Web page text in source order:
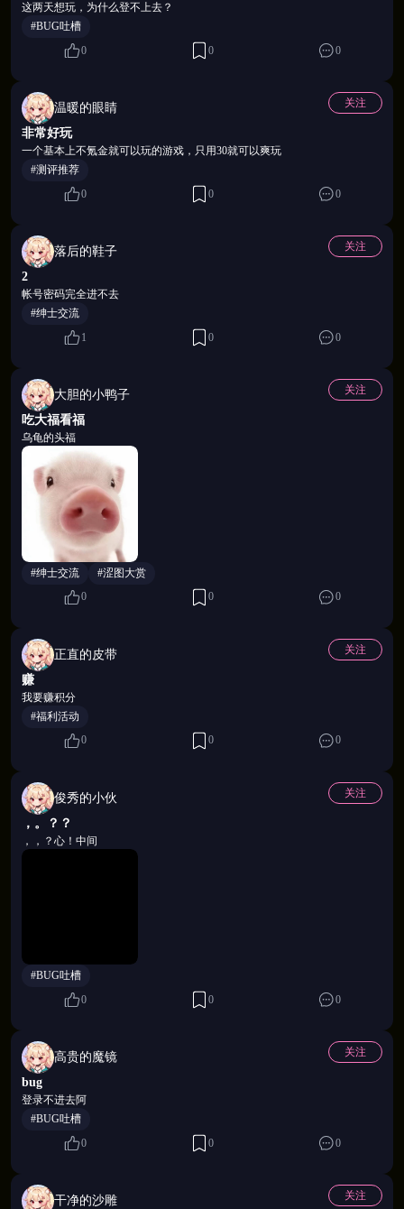
制控场，四大流派自由搭配。养成到位时，她们会在
战场上为你献上专属的媚惑特写——不只是胜利，更
是一场视觉与感官的双重享受。
💖 高颜值立绘 · 指尖就能触发的沉浸互动
专业二次元画师打造，从清纯贫乳到成熟御姐，风格
跨度拉满，总有一款让你移不开眼。配合动态 Live2D
技术，每一次触碰都有真实的反馈与回应——她会微
微颤抖，会轻声低语，会用眼神告诉你：她在等你继
续。卡牌不只是战力数字，更是随时待命的专属伴
💖 四维养成体系 · 打造你的专属后宫
等级 × 星级 × 技能 × 装备，四个维度让每位角色都有
这两天想玩，为什么登不上去？
#BUG吐槽
0
0 0
温暖的眼睛 关注
非常好玩
一个基本上不氪金就可以玩的游戏，只用30就可以爽玩
#测评推荐
0
0 0
落后的鞋子 关注
2
帐号密码完全进不去
#绅士交流
1
0 0
大胆的小鸭子 关注
吃大福看福
乌龟的头福
#绅士交流
#涩图大赏
0
0 0
正直的皮带 关注
赚
我要赚积分
#福利活动
0
0 0
俊秀的小伙 关注
，。？？
，，？心！中间
#BUG吐槽
0
0 0
高贵的魔镜 关注
bug
登录不进去阿
#BUG吐槽
0
0 0
干净的沙雕 关注